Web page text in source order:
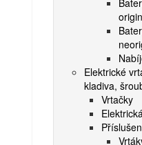
Elektrické
kladiva,
Vrtačky